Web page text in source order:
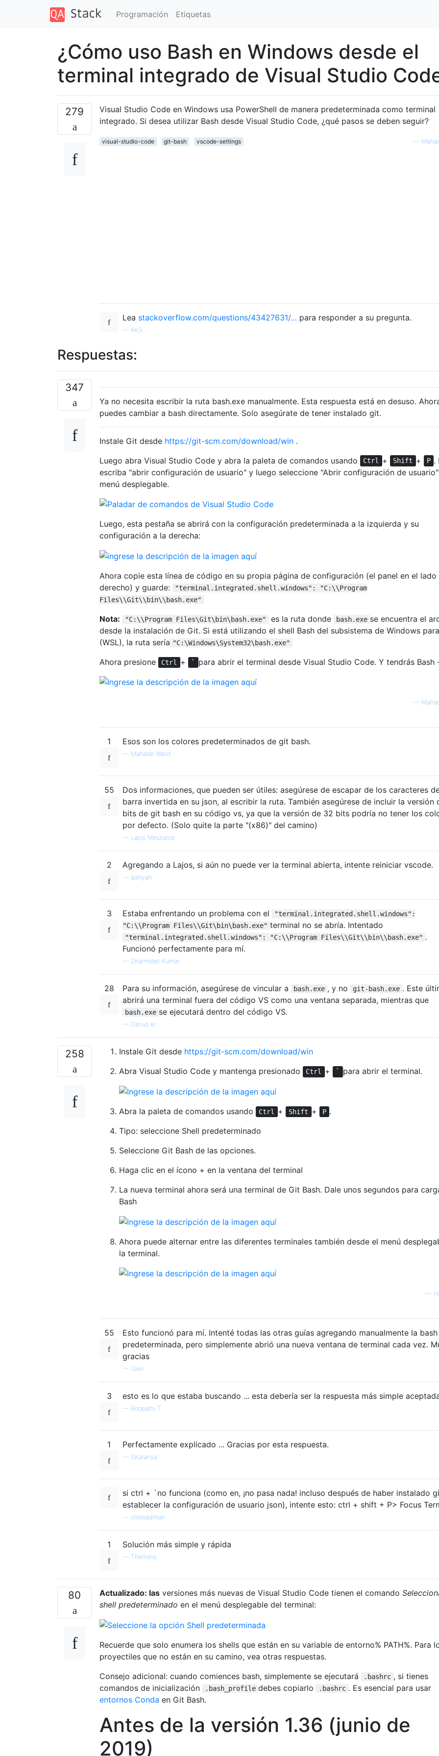
Programación Etiquetas
¿Cómo uso Bash en Windows desde el
terminal integrado de Visual Studio
279
Visual Studio Code en Windows usa PowerShell de manera predeterminada como terminal
integrado. Si desea utilizar Bash desde Visual Studio Code, ¿qué pasos se deben seguir?
visual-studio-code git-bash vscode-settings —
Lea stackoverflow.com/questions/43427631/… para responder a su pregunta.
— AKS
Respuestas:
347
Ya no necesita escribir la ruta bash.exe manualmente. Esta respuesta está en desuso.
puedes cambiar a bash directamente. Solo asegúrate de tener instalado git.
Instale Git desde https://git-scm.com/download/win .
Luego abra Visual Studio Code y abra la paleta de comandos usando
Ctrl + Shift + P .
escriba "abrir configuración de usuario" y luego seleccione "Abrir configuración de
menú desplegable.
Luego, esta pestaña se abrirá con la configuración predeterminada a la izquierda y su
configuración a la derecha:
Ahora copie esta línea de código en su propia página de configuración (el panel en el lado
derecho) y guarde:
"terminal.integrated.shell.windows": "C:\\Program
Files\\Git\\bin\\bash.exe"
Nota: "C:\\Program Files\Git\bin\bash.exe" es la ruta donde bash.exe se encuentra el
desde la instalación de Git. Si está utilizando el shell Bash del subsistema de Windows
(WSL), la ruta sería "C:\Windows\System32\bash.exe"
Ahora presione Ctrl + ` para abrir el terminal desde Visual Studio Code. Y tendrás Bash
—
1 Esos son los colores predeterminados de git bash.
— Mahade Walid
55
Dos informaciones, que pueden ser útiles: asegúrese de escapar de los caracteres
barra invertida en su json, al escribir la ruta. También asegúrese de incluir la versión
bits de git bash en su código vs, ya que la versión de 32 bits podría no tener los
por defecto. (Solo quite la parte "(x86)" del camino)
— Lajos Meszaros
2 Agregando a Lajos, si aún no puede ver la terminal abierta, intente reiniciar vscode.
adityah
3 Estaba enfrentando un problema con el
"terminal.integrated.shell.windows":
"C:\\Program Files\\Git\bin\bash.exe" terminal no se abría. Intentado
"terminal.integrated.shell.windows": "C:\\Program Files\\Git\\bin\\bash.exe" .
Funcionó perfectamente para mí.
— Dharmjeet Kumar
28 Para su información, asegúrese de vincular a bash.exe , y no git-bash.exe . Este
abrirá una terminal fuera del código VS como una ventana separada, mientras que
bash.exe se ejecutará dentro del código VS.
— Darius el
258 Instale Git desde https://git-scm.com/download/win
Abra Visual Studio Code y mantenga presionado
Ctrl + ` para abrir el terminal.
Abra la paleta de comandos usando Ctrl + Shift + P .
Tipo: seleccione Shell predeterminado
Seleccione Git Bash de las opciones.
Haga clic en el ícono + en la ventana del terminal
La nueva terminal ahora será una terminal de Git Bash. Dale unos segundos para
Bash
Ahora puede alternar entre las diferentes terminales también desde el menú
la terminal.
—
55
Esto funcionó para mí. Intenté todas las otras guías agregando manualmente la bash
predeterminada, pero simplemente abrió una nueva ventana de terminal cada vez.
gracias
— Glen
3 esto es lo que estaba buscando ... esta debería ser la respuesta más simple
— Boopathi T
1 Perfectamente explicado ... Gracias por esta respuesta.
— SKalariya
si ctrl + `no funciona (como en, ¡no pasa nada! incluso después de haber instalado
establecer la configuración de usuario json), intente esto: ctrl + shift + P> Focus
olisteadman
1 Solución más simple y rápida
— Themelis
80 Actualizado: las versiones más nuevas de Visual Studio Code tienen el comando
shell predeterminado en el menú desplegable del terminal:
Recuerde que solo enumera los shells que están en su variable de entorno% PATH%. Para
proyectiles que no están en su camino, vea otras respuestas.
Consejo adicional: cuando comiences bash, simplemente se ejecutará
.bashrc , si tienes
comandos de inicialización
.bash_profile debes copiarlo .bashrc . Es esencial para usar
entornos Conda en Git Bash.
Antes de la versión 1.36 (junio de
2019)